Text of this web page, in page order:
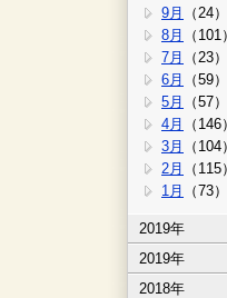
9月
（24）
8月
（101）
7月
（23）
6月
（59）
5月
（57）
4月
（146）
3月
（104）
2月
（115）
1月
（73）
2019年
2019年
2018年